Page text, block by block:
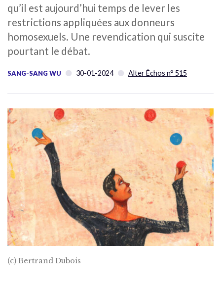
qu’il est aujourd’hui temps de lever les
restrictions appliquées aux donneurs
homosexuels. Une revendication qui suscite
pourtant le débat.
SANG-SANG WU 30-01-2024 Alter Échos n° 515
(c) Bertrand Dubois